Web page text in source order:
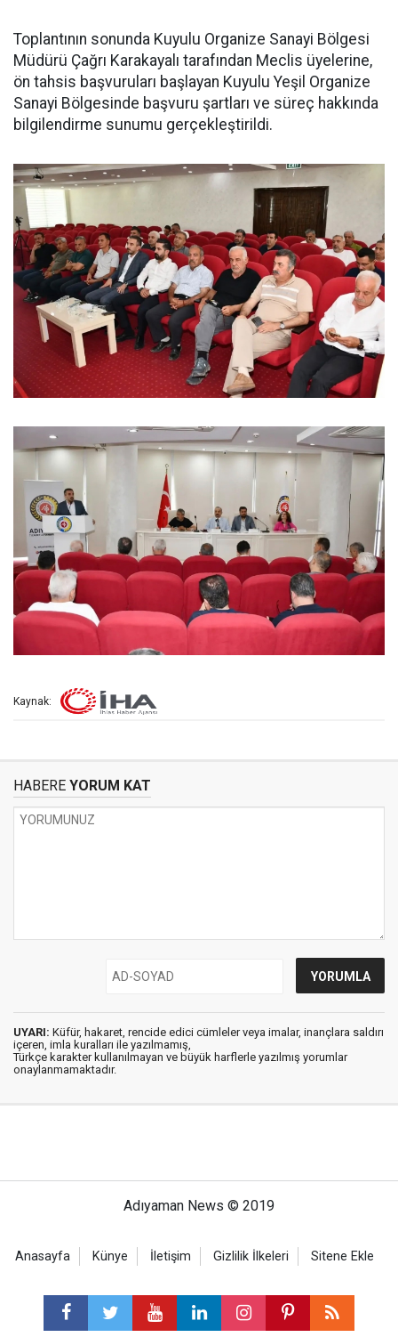
Toplantının sonunda Kuyulu Organize Sanayi Bölgesi
Müdürü Çağrı Karakayalı tarafından Meclis üyelerine,
ön tahsis başvuruları başlayan Kuyulu Yeşil Organize
Sanayi Bölgesinde başvuru şartları ve süreç hakkında
bilgilendirme sunumu gerçekleştirildi.
Kaynak:
HABERE YORUM KAT
UYARI: Küfür, hakaret, rencide edici cümleler veya imalar, inançlara saldırı
içeren, imla kuralları ile yazılmamış,
Türkçe karakter kullanılmayan ve büyük harflerle yazılmış yorumlar
onaylanmamaktadır.
Adıyaman News © 2019
Anasayfa Künye İletişim Gizlilik İlkeleri Sitene Ekle